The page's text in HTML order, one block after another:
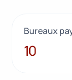
Bureaux
10
10